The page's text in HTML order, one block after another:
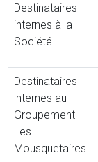
Destinataires
internes à la
Société
Destinataires
internes au
Groupement
Les
Mousquetaires